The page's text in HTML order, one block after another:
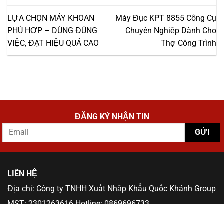
LỰA CHỌN MÁY KHOAN
PHÙ HỢP – DÙNG ĐÚNG
VIỆC, ĐẠT HIỆU QUẢ CAO
Máy Đục KPT 8855 Công Cụ
Chuyên Nghiệp Dành Cho
Thợ Công Trình
ĐĂNG KÝ NHẬN TIN
LIÊN HỆ
Địa chỉ: Công ty TNHH Xuất Nhập Khẩu Quốc Khánh Group